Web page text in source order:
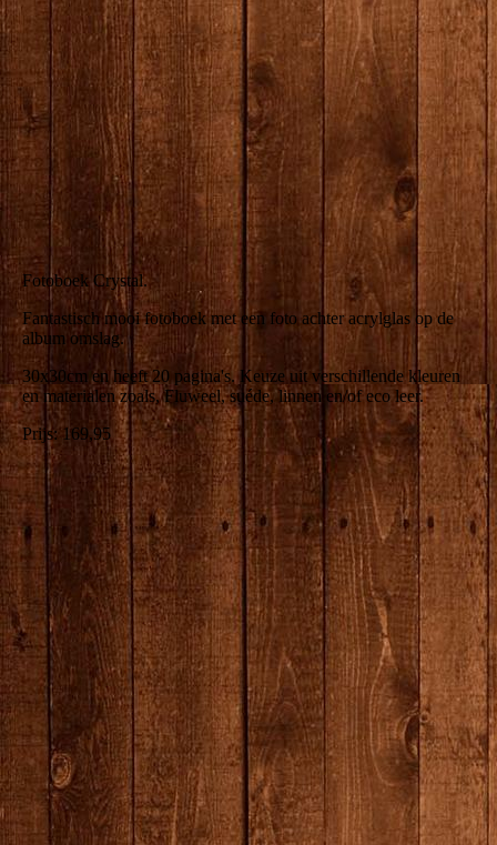
producten--4
Fotoboek Crystal.
Fantastisch mooi fotoboek met een foto achter acrylglas op de
album omslag.
30x30cm en heeft 20 pagina's. Keuze uit verschillende kleuren
en materialen zoals, Fluweel, suéde, linnen en/of eco leer.
Prijs: 169,95